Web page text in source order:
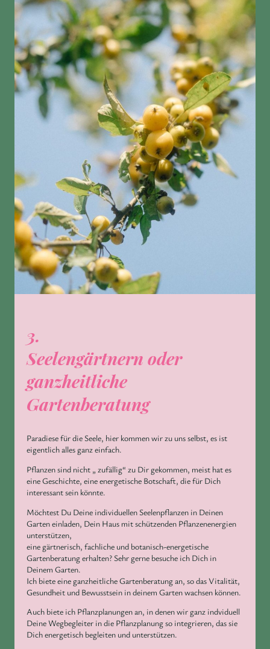
3.
Seelengärtnern oder
ganzheitliche
Gartenberatung
Paradiese für die Seele, hier kommen wir zu uns selbst, es ist
eigentlich alles ganz einfach.
Pflanzen sind nicht „ zufällig“ zu Dir gekommen, meist hat es
eine Geschichte, eine energetische Botschaft, die für Dich
interessant sein könnte.
Möchtest Du Deine individuellen Seelenpflanzen in Deinen
Garten einladen, Dein Haus mit schützenden Pflanzenenergien
unterstützen,
eine gärtnerisch, fachliche und botanisch-energetische
Gartenberatung erhalten? Sehr gerne besuche ich Dich in
Deinem Garten.
Ich biete eine ganzheitliche Gartenberatung an, so das Vitalität,
Gesundheit und Bewusstsein in deinem Garten wachsen können.
Auch biete ich Pflanzplanungen an, in denen wir ganz indviduell
Deine Wegbegleiter in die Pflanzplanung so integrieren, das sie
Dich energetisch begleiten und unterstützen.